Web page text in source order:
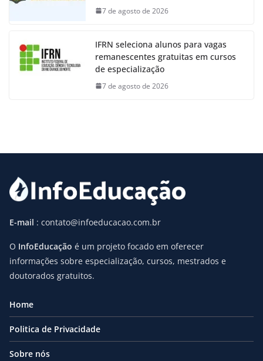
7 de agosto de 2026
IFRN seleciona alunos para vagas
remanescentes gratuitas em cursos
de especialização
7 de agosto de 2026
E-mail : contato@infoeducacao.com.br
O InfoEducação é um projeto focado em oferecer
informações sobre especialização, cursos, mestrados e
doutorados gratuitos.
Home
Politica de Privacidade
Sobre nós